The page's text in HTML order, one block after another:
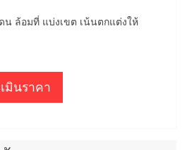
น ล้อมที่ แบ่งเขต เน้นตกแต่งให้
มินราคา